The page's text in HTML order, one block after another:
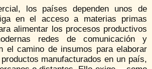
los países dependen unos de
en el acceso a materias primas
alimentar los procesos productivos
redes de comunicación y
el camino de insumos para elaborar
manufacturados en un país,